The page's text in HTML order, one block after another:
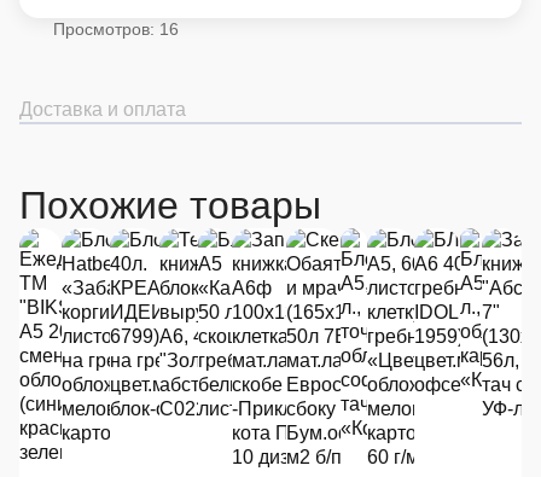
Просмотров: 16
Доставка и оплата
Похожие товары